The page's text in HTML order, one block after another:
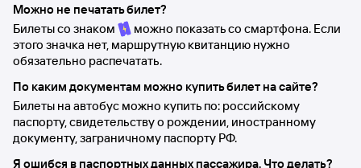
Можно не печатать билет?
Билеты со знаком
можно показать со смартфона. Если
этого значка нет, маршрутную квитанцию нужно
обязательно распечатать.
По каким документам можно купить билет на сайте?
Билеты на автобус можно купить по: российскому
паспорту, свидетельству о рождении, иностранному
документу, заграничному паспорту РФ.
Я ошибся в паспортных данных пассажира. Что делать?